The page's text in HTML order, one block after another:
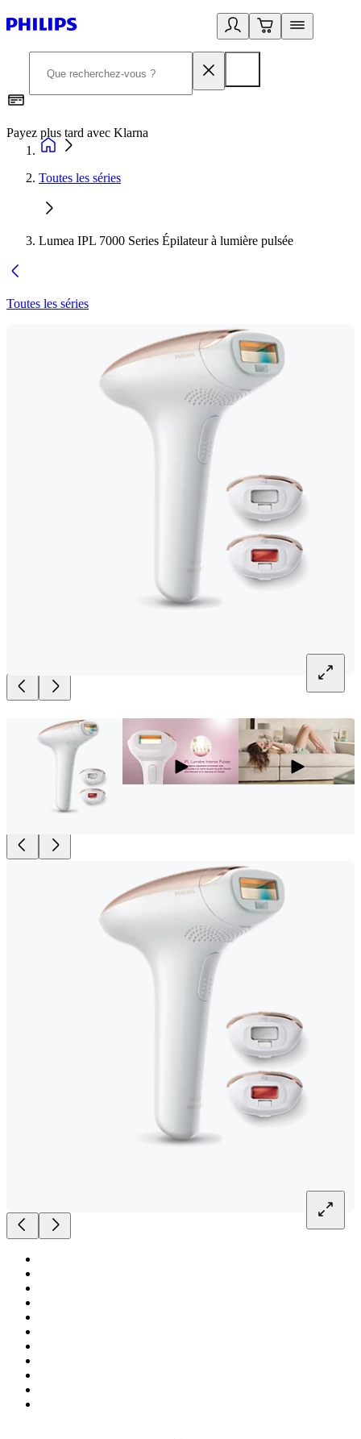
Payez plus tard avec Klarna
Toutes les séries
Lumea IPL 7000 Series Épilateur à lumière pulsée
Toutes les séries